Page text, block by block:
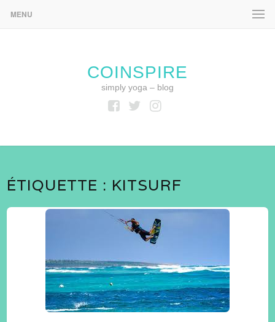
MENU
COINSPIRE
simply yoga – blog
ÉTIQUETTE : KITSURF